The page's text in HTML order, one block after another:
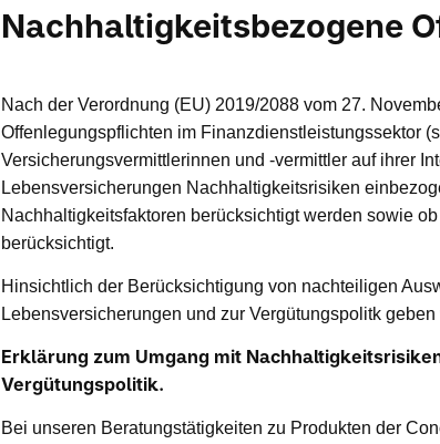
Nachhaltigkeitsbezogene
Nach der Verordnung (EU) 2019/2088 vom 27.
Offenlegungspflichten im Finanzdienstleistungssektor
Versicherungsvermittlerinnen und -vermittler auf ihrer
Lebensversicherungen Nachhaltigkeitsrisiken
Nachhaltigkeitsfaktoren berücksichtigt werden sowie
berücksichtigt.
Hinsichtlich der Berücksichtigung von nachteiligen
Lebensversicherungen und zur Vergütungspolitk
Erklärung zum Umgang mit
Vergütungspolitik.
Bei unseren Beratungstätigkeiten zu Produkten der